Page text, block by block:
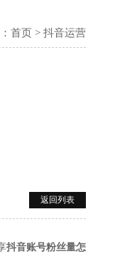
首页 > 抖音运营
返回列表
抖音账号粉丝量怎